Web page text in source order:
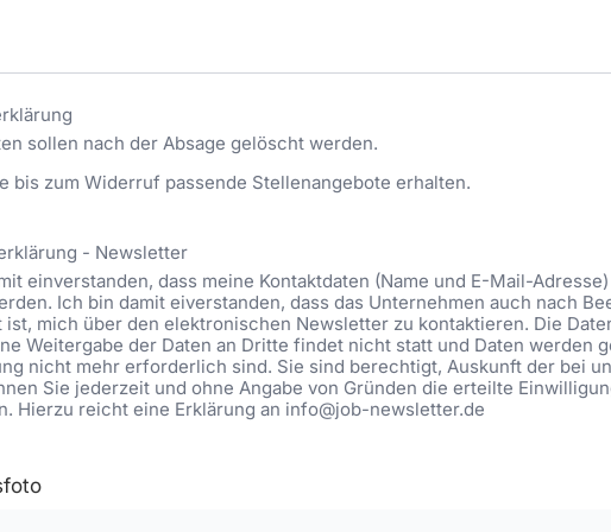
sollen nach der Absage gelöscht werden.
bis zum Widerruf passende Stellenangebote erhalten.
- Newsletter
einverstanden, dass meine Kontaktdaten (Name und E-Mail-
Ich bin damit eiverstanden, dass das Unternehmen auch nach
mich über den elektronischen Newsletter zu kontaktieren. Die
Weitergabe der Daten an Dritte findet nicht statt und Daten
nicht mehr erforderlich sind. Sie sind berechtigt, Auskunft der bei
Sie jederzeit und ohne Angabe von Gründen die erteilte
Hierzu reicht eine Erklärung an info@job-newsletter.de